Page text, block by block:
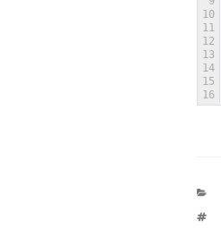
10
11
12
13
14
15
16